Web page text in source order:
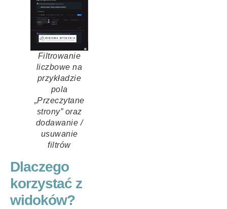
Filtrowanie
liczbowe na
przykładzie
pola
„Przeczytane
strony” oraz
dodawanie /
usuwanie
filtrów
Dlaczego
korzystać z
widoków?